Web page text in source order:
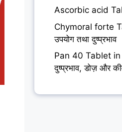
Ascorbic acid
Chymoral forte
उपयोग तथा दुष्प्रभाव
Pan 40 Tablet in
दुष्प्रभाव, डोज़ और